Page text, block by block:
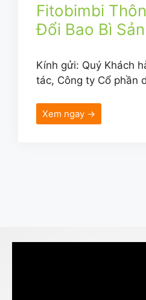
Fitobimbi
Đổi Bao Bì
Kính gửi: Quý Khách
tác, Công ty Cổ phần
Xem ngay →